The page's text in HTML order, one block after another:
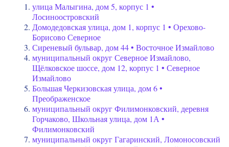
улица Малыгина, дом 5, корпус 1 •
Лосиноостровский
Домодедовская улица, дом 1, корпус 1 • Орехово-
Борисово Северное
Сиреневый бульвар, дом 44 • Восточное Измайлово
муниципальный округ Северное Измайлово,
Щёлковское шоссе, дом 12, корпус 1 • Северное
Измайлово
Большая Черкизовская улица, дом 6 •
Преображенское
муниципальный округ Филимонковский, деревня
Горчаково, Школьная улица, дом 1А •
Филимонковский
муниципальный округ Гагаринский, Ломоносовский